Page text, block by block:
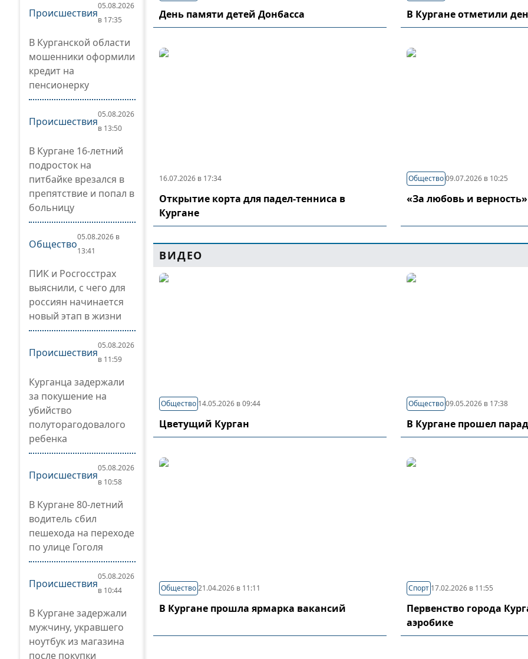
Происшествия
05.08.2026
в 17:35
В Курганской области
мошенники оформили
кредит на
пенсионерку
Происшествия
05.08.2026
в 13:50
В Кургане 16-летний
подросток на
питбайке врезался в
препятствие и попал в
больницу
Общество
05.08.2026 в
13:41
ПИК и Росгосстрах
выяснили, с чего для
россиян начинается
новый этап в жизни
Происшествия
05.08.2026
в 11:59
Курганца задержали
за покушение на
убийство
полуторагодовалого
ребенка
Происшествия
05.08.2026
в 10:58
В Кургане 80-летний
водитель сбил
пешехода на переходе
по улице Гоголя
Происшествия
05.08.2026
в 10:44
В Кургане задержали
мужчину, укравшего
ноутбук из магазина
после покупки
День памяти детей Донбасса В Кургане отметили
16.07.2026 в 17:34
Открытие корта для падел-тенниса в
Кургане
Общество 09.07.2026 в 10:25
«За любовь и верность»
ВИДЕО
Общество 14.05.2026 в 09:44
Цветущий Курган
Общество 09.05.2026 в 17:38
В Кургане прошел
Общество21.04.2026 в 11:11
В Кургане прошла ярмарка вакансий
Спорт 17.02.2026 в 11:55
Первенство города
аэробике